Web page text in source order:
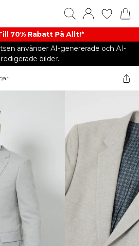
70% Rabatt På Allt!*
använder AI-genererade och AI-
redigerade bilder.